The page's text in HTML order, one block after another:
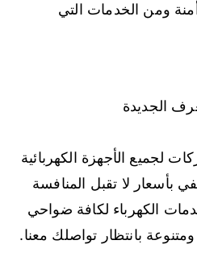
ومن الخدمات التي
الجديدة
لجميع الأجهزة الكهربائية
بأسعار لا تقبل المنافسة
الكهرباء لكافة ضواحي
بانتظار تواصلك معنا.